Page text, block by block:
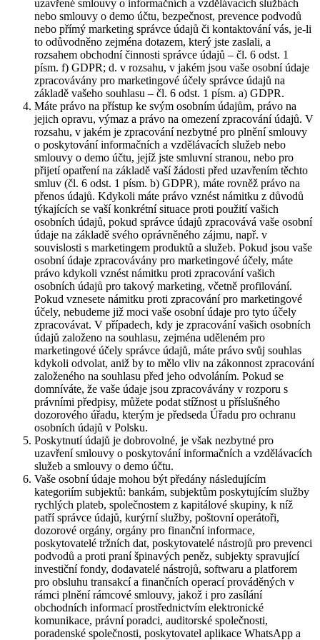
uzavřené smlouvy o informačních a vzdělávacích službách
nebo smlouvy o demo účtu, bezpečnost, prevence podvodů
nebo přímý marketing správce údajů či kontaktování vás, je-li
to odůvodněno zejména dotazem, který jste zaslali, a
rozsahem obchodní činnosti správce údajů – čl. 6 odst. 1
písm. f) GDPR; d. v rozsahu, v jakém jsou vaše osobní údaje
zpracovávány pro marketingové účely správce údajů na
základě vašeho souhlasu – čl. 6 odst. 1 písm. a) GDPR.
Máte právo na přístup ke svým osobním údajům, právo na
jejich opravu, výmaz a právo na omezení zpracování údajů. V
rozsahu, v jakém je zpracování nezbytné pro plnění smlouvy
o poskytování informačních a vzdělávacích služeb nebo
smlouvy o demo účtu, jejíž jste smluvní stranou, nebo pro
přijetí opatření na základě vaší žádosti před uzavřením těchto
smluv (čl. 6 odst. 1 písm. b) GDPR), máte rovněž právo na
přenos údajů. Kdykoli máte právo vznést námitku z důvodů
týkajících se vaší konkrétní situace proti použití vašich
osobních údajů, pokud správce údajů zpracovává vaše osobní
údaje na základě svého oprávněného zájmu, např. v
souvislosti s marketingem produktů a služeb. Pokud jsou vaše
osobní údaje zpracovávány pro marketingové účely, máte
právo kdykoli vznést námitku proti zpracování vašich
osobních údajů pro takový marketing, včetně profilování.
Pokud vznesete námitku proti zpracování pro marketingové
účely, nebudeme již moci vaše osobní údaje pro tyto účely
zpracovávat. V případech, kdy je zpracování vašich osobních
údajů založeno na souhlasu, zejména uděleném pro
marketingové účely správce údajů, máte právo svůj souhlas
kdykoli odvolat, aniž by to mělo vliv na zákonnost zpracování
založeného na souhlasu před jeho odvoláním. Pokud se
domníváte, že vaše údaje jsou zpracovávány v rozporu s
právními předpisy, můžete podat stížnost u příslušného
dozorového úřadu, kterým je předseda Úřadu pro ochranu
osobních údajů v Polsku.
Poskytnutí údajů je dobrovolné, je však nezbytné pro
uzavření smlouvy o poskytování informačních a vzdělávacích
služeb a smlouvy o demo účtu.
Vaše osobní údaje mohou být předány následujícím
kategoriím subjektů: bankám, subjektům poskytujícím služby
rychlých plateb, společnostem z kapitálové skupiny, k níž
patří správce údajů, kurýrní služby, poštovní operátoři,
dozorové orgány, orgány pro finanční informace,
poskytovatelé tržních dat, poskytovatelé nástrojů pro prevenci
podvodů a proti praní špinavých peněz, subjekty spravující
investiční fondy, dodavatelé nástrojů, softwaru a platforem
pro obsluhu transakcí a finančních operací prováděných v
rámci plnění rámcové smlouvy, jakož i pro zasílání
obchodních informací prostřednictvím elektronické
komunikace, právní poradci, auditorské společnosti,
poradenské společnosti, poskytovatel aplikace WhatsApp a